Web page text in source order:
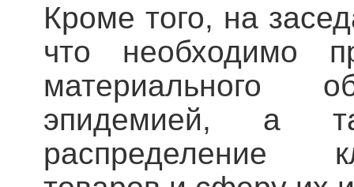
Кроме того, на
что необходимо
материального
эпидемией, а
распределение